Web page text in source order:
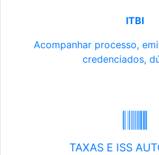
ITBI
Acompanhar processo,
credenciados,
TAXAS E ISS